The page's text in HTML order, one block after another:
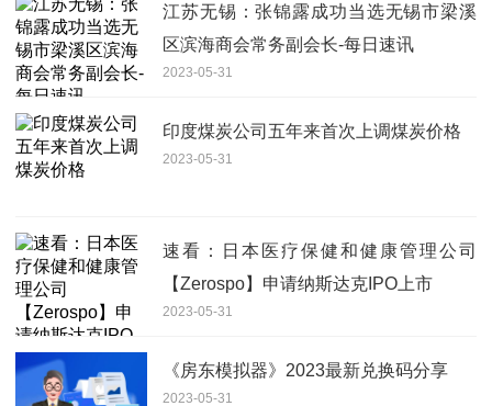
江苏无锡：张锦露成功当选无锡市梁溪
区滨海商会常务副会长-每日速讯
2023-05-31
印度煤炭公司五年来首次上调煤炭价格
2023-05-31
速看：日本医疗保健和健康管理公司
【Zerospo】申请纳斯达克IPO上市
2023-05-31
《房东模拟器》2023最新兑换码分享
2023-05-31